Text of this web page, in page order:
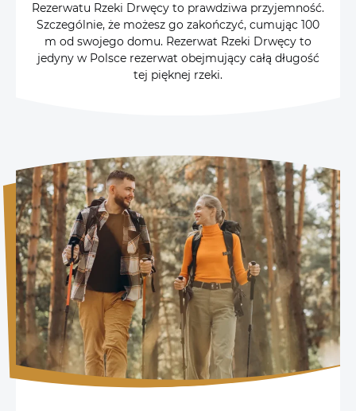
Rezerwatu Rzeki Drwęcy to prawdziwa przyjemność.
Szczególnie, że możesz go zakończyć, cumując 100
m od swojego domu. Rezerwat Rzeki Drwęcy to
jedyny w Polsce rezerwat obejmujący całą długość
tej pięknej rzeki.